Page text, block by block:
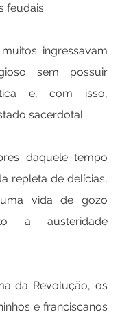
feudais.
ingressavam
sem possuir
e, com isso,
sacerdotal.
daquele tempo
repleta de delícias,
vida de gozo
à austeridade
da Revolução, os
e franciscanos